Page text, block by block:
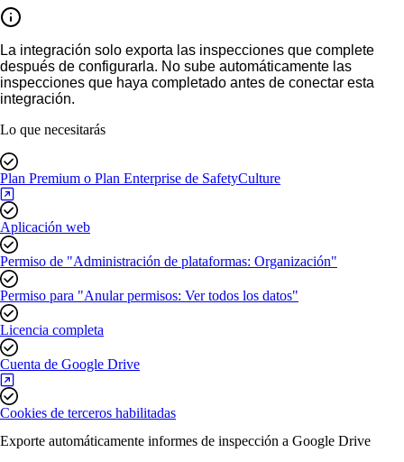
La integración solo exporta las inspecciones que complete
después de configurarla. No sube automáticamente las
inspecciones que haya completado antes de conectar esta
integración.
Lo que necesitarás
Plan Premium o Plan Enterprise de SafetyCulture
Aplicación web
Permiso de "Administración de plataformas: Organización"
Permiso para "Anular permisos: Ver todos los datos"
Licencia completa
Cuenta de Google Drive
Cookies de terceros habilitadas
Exporte automáticamente informes de inspección a Google Drive